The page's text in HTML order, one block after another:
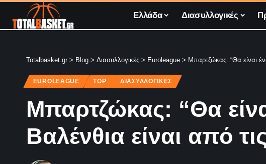
Ελλάδα Διασυλλογικές
Totalbasket.gr > Blog > Διασυλλογικές > Euroleague > Μπαρτζώκας: “Θα είναι
EUROLEAGUE TOP ΔΙΑΣΥΛΛΟΓΙΚΈΣ
Μπαρτζώκας: “Θα
Βαλένθια είναι από